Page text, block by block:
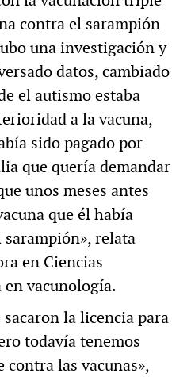
contra el sarampión
una investigación y
datos, cambiado
el autismo estaba
a la vacuna,
sido pagado por
que quería demandar
unos meses antes
que él había
relata
en Ciencias
vacunología.
sacaron la licencia para
todavía tenemos
contra las vacunas»,